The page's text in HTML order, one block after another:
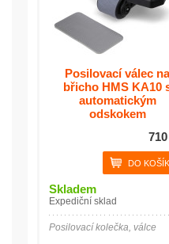
Posilovací válec na
břicho HMS KA10
automatickým
odskokem
Skladem
Expediční sklad
Posilovací kolečka, válce